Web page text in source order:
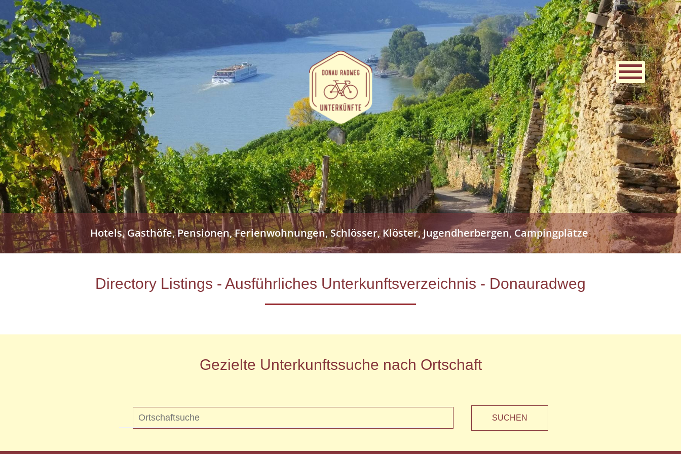
Hotels, Gasthöfe, Pensionen, Ferienwohnungen, Schlösser, Klöster, Jugendherbergen, Campingplätze
Directory Listings - Ausführliches Unterkunftsverzeichnis - Donauradweg
Gezielte Unterkunftssuche nach Ortschaft